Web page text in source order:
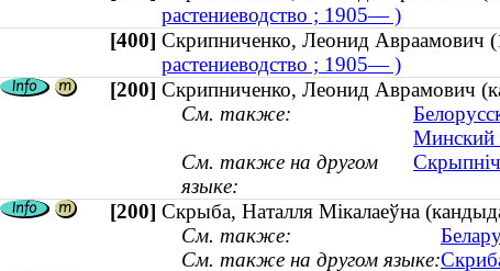
растениеводство ; 1905— )
[400] Скрипниченко, Леонид
растениеводство ; 1905— )
[200] Скрипниченко, Леонид Аврамович
См. также:
Минский
См. также на другом
языке:
[200] Скрыба, Наталля Мікалаеўна
См. также:
См. также на другом языке: